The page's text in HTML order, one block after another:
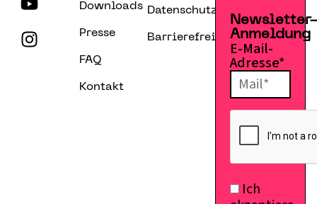
Downloads
Presse
FAQ
Kontakt
Datenschutzerklärung
Barrierefreiheitserklärung
Anmeldung
E-Mail-
Adresse*
Ich